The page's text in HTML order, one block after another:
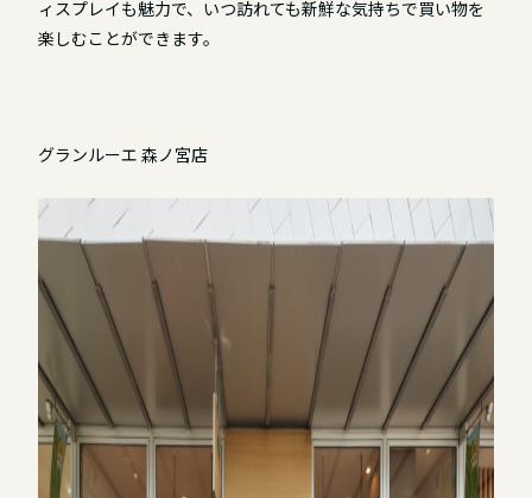
ィスプレイも魅力で、いつ訪れても新鮮な気持ちで買い物を
楽しむことができます。
グランルーエ 森ノ宮店